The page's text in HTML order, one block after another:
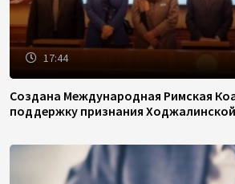
17:44
Создана Международная Римская
поддержку признания